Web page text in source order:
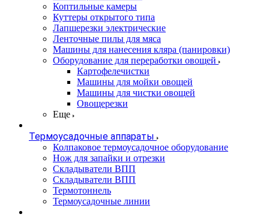
Коптильные камеры
Куттеры открытого типа
Лапшерезки электрические
Ленточные пилы для мяса
Машины для нанесения кляра (панировки)
Оборудование для переработки овощей
Картофелечистки
Машины для мойки овощей
Машины для чистки овощей
Овощерезки
Еще
Термоусадочные аппараты
Колпаковое термоусадочное оборудование
Нож для запайки и отрезки
Складыватели ВПП
Складыватели ВПП
Термотоннель
Термоусадочные линии